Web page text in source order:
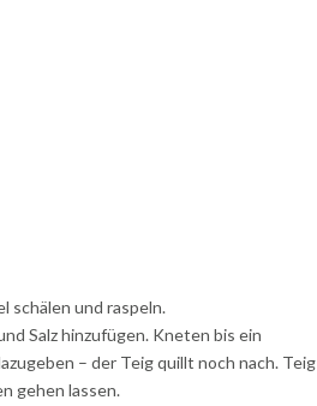
schälen und raspeln.
Salz hinzufügen. Kneten bis ein
– der Teig quillt noch nach. Teig
gehen lassen.